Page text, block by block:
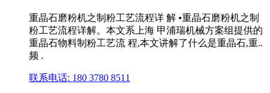
重晶石磨粉机之制粉工艺流程详 解 •重晶石磨粉机之制
粉工艺流程详解。本文系上海 甲浦瑞机械方案组提供的
重晶石物料制粉工艺流 程,本文讲解了什么是重晶石,重..
频 .
联系电话: 180 3780 8511